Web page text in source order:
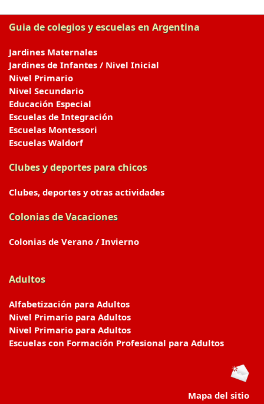
Guia de colegios y escuelas en Argentina
Jardines Maternales
Jardines de Infantes / Nivel Inicial
Nivel Primario
Nivel Secundario
Educación Especial
Escuelas de Integración
Escuelas Montessori
Escuelas Waldorf
Clubes y deportes para chicos
Clubes, deportes y otras actividades
Colonias de Vacaciones
Colonias de Verano / Invierno
Adultos
Alfabetización para Adultos
Nivel Primario para Adultos
Nivel Primario para Adultos
Escuelas con Formación Profesional para Adultos
Mapa del sitio